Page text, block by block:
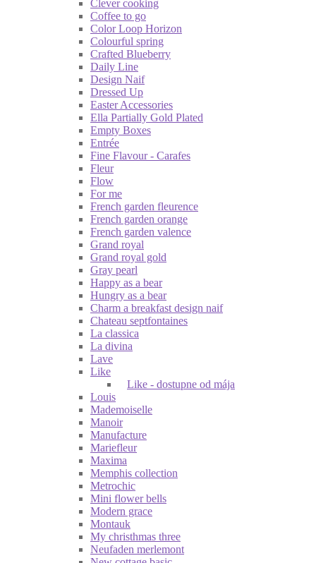
Clever cooking
Coffee to go
Color Loop Horizon
Colourful spring
Crafted Blueberry
Daily Line
Design Naif
Dressed Up
Easter Accessories
Ella Partially Gold Plated
Empty Boxes
Entrée
Fine Flavour - Carafes
Fleur
Flow
For me
French garden fleurence
French garden orange
French garden valence
Grand royal
Grand royal gold
Gray pearl
Happy as a bear
Hungry as a bear
Charm a breakfast design naif
Chateau septfontaines
La classica
La divina
Lave
Like
Like - dostupne od mája
Louis
Mademoiselle
Manoir
Manufacture
Mariefleur
Maxima
Memphis collection
Metrochic
Mini flower bells
Modern grace
Montauk
My christhmas three
Neufaden merlemont